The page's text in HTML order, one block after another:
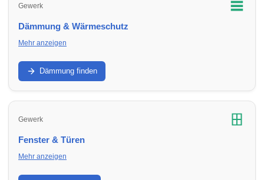
Gewerk
Dämmung & Wärmeschutz
Mehr anzeigen
Fassade, Dach, Kellerdecke: Finde Dämm- und
Sanierungsbetriebe in Umbgebungen – für bessere Effizienz
und geringere Heizkosten.
Dämmung finden
Gewerk
Fenster & Türen
Mehr anzeigen
Austausch, Einbau, Sicherheit und Dämmwerte: Finde